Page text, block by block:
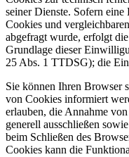
seiner Dienste. Sofern
Cookies und
abgefragt wurde, erfolgt
Grundlage dieser
25 Abs. 1 TTDSG); die
Sie können Ihren Browser
von Cookies informiert
erlauben, die Annahme
generell ausschließen
beim Schließen des
Cookies kann die